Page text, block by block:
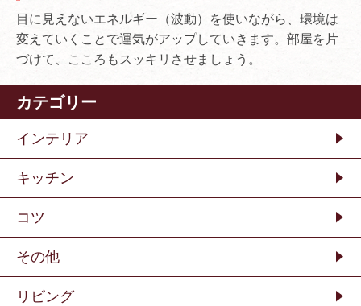
目に見えないエネルギー（波動）を使いながら、環境は
変えていくことで運気がアップしていきます。部屋を片
づけて、こころもスッキリさせましょう。
カテゴリー
インテリア
キッチン
コツ
その他
リビング